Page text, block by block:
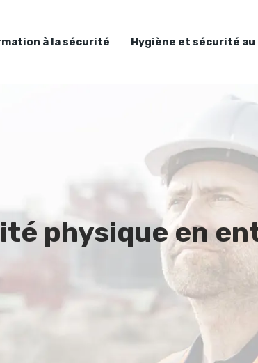
à la sécurité Hygiène et sécurité
physique en